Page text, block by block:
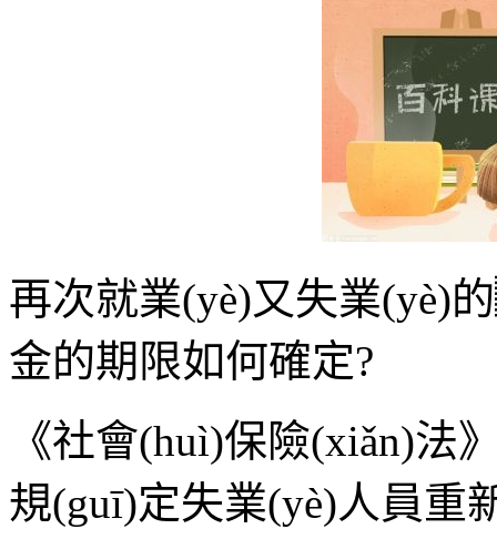
再次就業(yè)又失業
金的期限如何確定?
《社會(huì)保險(xiǎn)法
規(guī)定失業(yè)人員